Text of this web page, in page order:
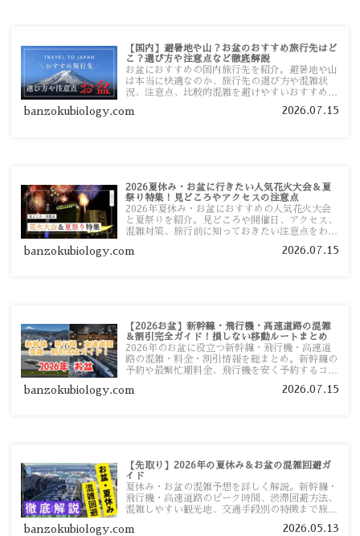
【国内】避暑地や山？お盆のおすすめ旅行先はど
こ？選び方や注意点など徹底解説
お盆におすすめの国内旅行先を紹介。避暑地や山
は本当に快適なのか、旅行先の選び方や混雑状
況、注意点、比較的混雑を避けやすいおすすめス
す。
banzokubiology.com 2026.07.15
2026夏休み・お盆に行きたい人気花火大会＆夏
祭り特集！見どころやアクセスの注意点
2026年夏休み・お盆におすすめの人気花火大会
と夏祭りを紹介。見どころや開催日、アクセス、
混雑対策、旅行前に知っておきたい注意点をわか
banzokubiology.com 2026.07.15
【2026お盆】新幹線・飛行機・高速道路の混雑
＆割引完全ガイド！損しない移動ルートまとめ
2026年のお盆に役立つ新幹線・飛行機・高速道
路の混雑・料金・割引情報を総まとめ。新幹線の
予約や最繁忙期料金、飛行機を安く予約するコ
い移動方法を分かりやすく解説します。
banzokubiology.com 2026.07.15
【先取り】2026年の夏休み＆お盆の混雑回避ガ
イド
夏休み・お盆の混雑予想を詳しく解説。新幹線・
飛行機・高速道路のピーク時間、渋滞回避方法、
混雑しやすい観光地、交通手段別の特徴まで旅行
banzokubiology.com 2026.05.13